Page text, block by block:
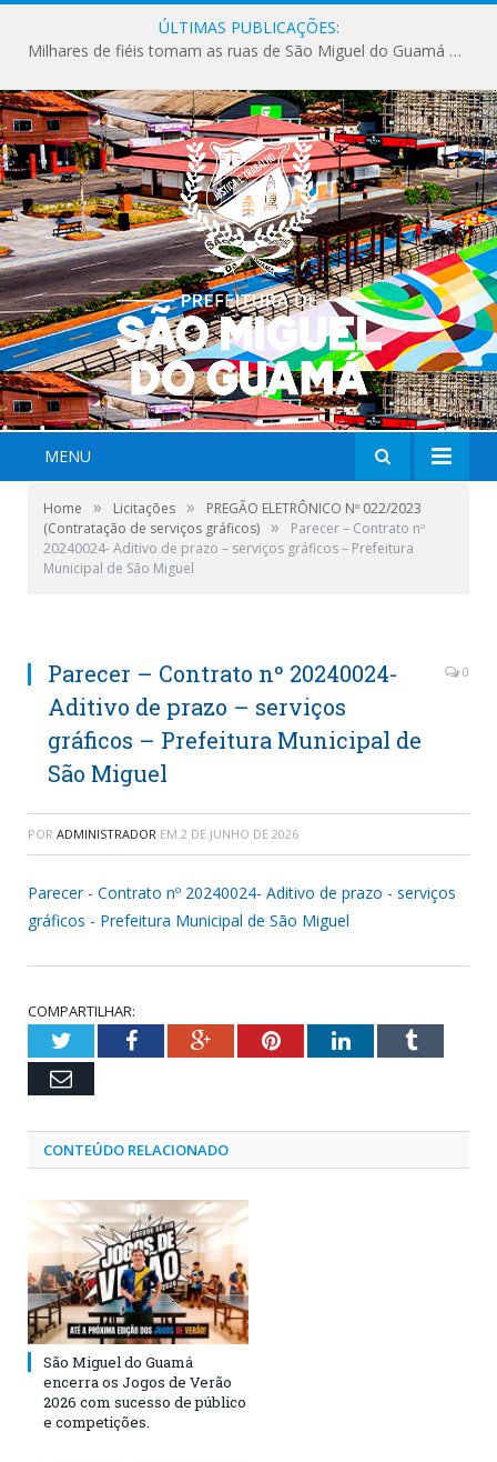
ÚLTIMAS PUBLICAÇÕES:
Milhares de fiéis tomam as ruas de São Miguel do Guamá em uma grande celebração de fé na Marcha para Jesus 2026.
MENU
Home » Licitações »
PREGÃO ELETRÔNICO Nº 022/2023
(Contratação de serviços gráficos) »
Parecer – Contrato nº
20240024- Aditivo de prazo – serviços gráficos – Prefeitura
Municipal de São Miguel
Parecer – Contrato nº 20240024-
Aditivo de prazo – serviços
gráficos – Prefeitura Municipal de
São Miguel
0
POR ADMINISTRADOR EM 2 DE JUNHO DE 2026
Parecer - Contrato nº 20240024- Aditivo de prazo - serviços
gráficos - Prefeitura Municipal de São Miguel
COMPARTILHAR:
TwitterFacebookGoogle+PinterestLinkedInTumblr
Email
CONTEÚDO RELACIONADO
São Miguel do Guamá
encerra os Jogos de Verão
2026 com sucesso de público
e competições.